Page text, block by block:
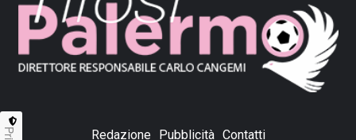
Redazione Pubblicità Contatti